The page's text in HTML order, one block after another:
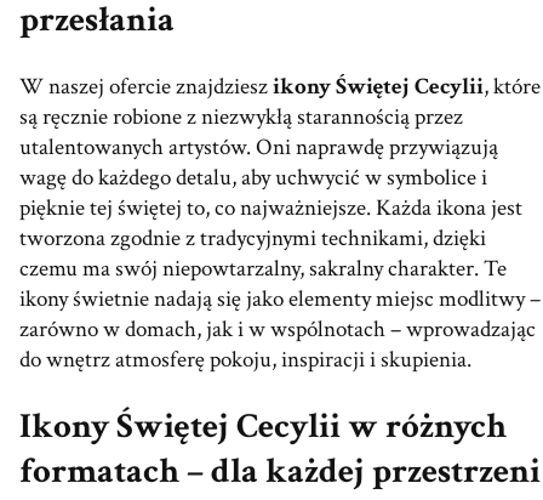
przesłania
W naszej ofercie znajdzieszikony Świętej Cecylii, które
są ręcznie robione z niezwykłą starannością przez
utalentowanych artystów. Oni naprawdę przywiązują
wagę do każdego detalu, aby uchwycić w symbolice i
pięknie tej świętej to, co najważniejsze. Każda ikona jest
tworzona zgodnie z tradycyjnymi technikami, dzięki
czemu ma swój niepowtarzalny, sakralny charakter. Te
ikony świetnie nadają się jako elementy miejsc modlitwy –
zarówno w domach, jak i w wspólnotach – wprowadzając
do wnętrz atmosferę pokoju, inspiracji i skupienia.
Ikony Świętej Cecylii w różnych
formatach – dla każdej przestrzeni